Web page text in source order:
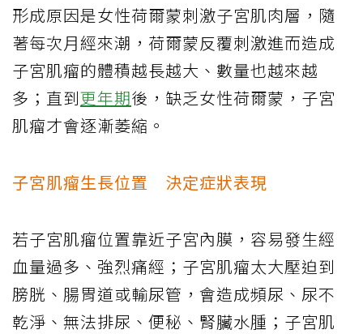
形成原因是女性荷爾蒙刺激子宮肌肉層，隨
著每次月經來潮，荷爾蒙反覆刺激進而造成
子宮肌瘤的體積越長越大、數量也越來越
多；直到更年期後，缺乏女性荷爾蒙，子宮
肌瘤才會逐漸萎縮。
子宮肌瘤生長位置 決定症狀表現
若子宮肌瘤位置靠近子宮內膜，容易發生經
血量過多、強烈痛經；子宮肌瘤太大壓迫到
膀胱、腸胃道或輸尿管，會造成頻尿、尿不
乾淨、無法排尿、便秘、腎臟水腫；子宮肌